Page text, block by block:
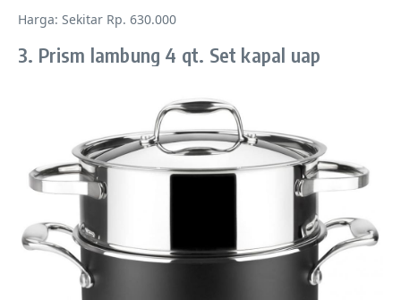
Harga: Sekitar Rp. 630.000
3. Prism lambung 4 qt. Set kapal uap